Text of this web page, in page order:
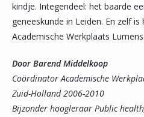
kindje. Integendeel: het baarde
geneeskunde in Leiden. En zelf
Academische Werkplaats Lumens.
Door Barend Middelkoop
Coördinator Academische
Zuid-Holland 2006-2010
Bijzonder hoogleraar Public